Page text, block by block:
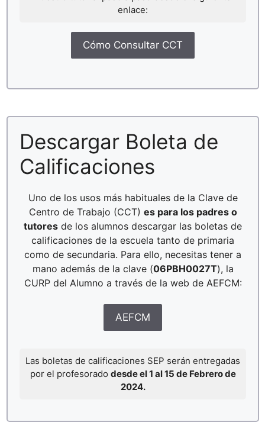
enlace:
Cómo Consultar CCT
Descargar Boleta de
Calificaciones
Uno de los usos más habituales de la Clave de
Centro de Trabajo (CCT) es para los padres o
tutores de los alumnos descargar las boletas de
calificaciones de la escuela tanto de primaria
como de secundaria. Para ello, necesitas tener a
mano además de la clave (06PBH0027T), la
CURP del Alumno a través de la web de AEFCM:
AEFCM
Las boletas de calificaciones SEP serán entregadas
por el profesorado desde el 1 al 15 de Febrero de
2024.